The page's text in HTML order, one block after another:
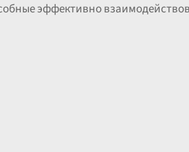
эффективно